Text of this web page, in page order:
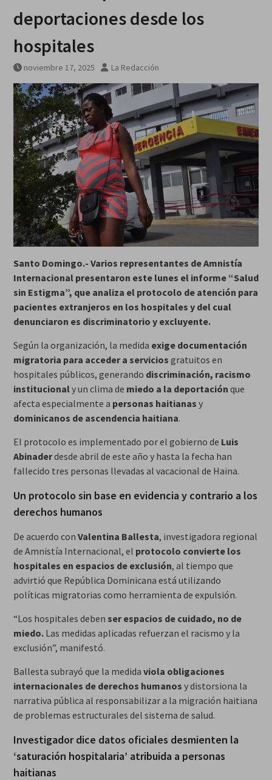
deportaciones desde los
hospitales
noviembre 17, 2025 La Redacción
Santo Domingo.- Varios representantes de Amnistía
Internacional presentaron este lunes el informe “Salud
sin Estigma”, que analiza el protocolo de atención para
pacientes extranjeros en los hospitales y del cual
denunciaron es discriminatorio y excluyente.
Según la organización, la medida exige documentación
migratoria para acceder a servicios gratuitos en
hospitales públicos, generando discriminación, racismo
institucional y un clima de miedo a la deportación que
afecta especialmente a personas haitianas y
dominicanos de ascendencia haitiana.
El protocolo es implementado por el gobierno de Luis
Abinaderdesde abril de este año y hasta la fecha han
fallecido tres personas llevadas al vacacional de Haina.
Un protocolo sin base en evidencia y contrario a los
derechos humanos
De acuerdo con Valentina Ballesta, investigadora regional
de Amnistía Internacional, el protocolo convierte los
hospitales en espacios de exclusión, al tiempo que
advirtió que República Dominicana está utilizando
políticas migratorias como herramienta de expulsión.
“Los hospitales deben ser espacios de cuidado, no de
miedo.Las medidas aplicadas refuerzan el racismo y la
exclusión”, manifestó.
Ballesta subrayó que la medida viola obligaciones
internacionales de derechos humanos y distorsiona la
narrativa pública al responsabilizar a la migración haitiana
de problemas estructurales del sistema de salud.
Investigador dice datos oficiales desmienten la
‘saturación hospitalaria’ atribuida a personas
haitianas